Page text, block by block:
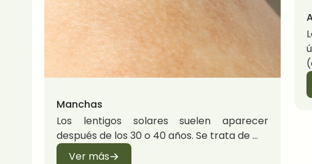
Manchas
Los lentigos solares suelen aparecer
después de los 30 o 40 años. Se trata de
Ver más